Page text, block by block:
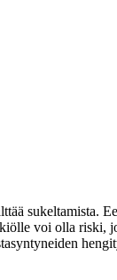
sukeltamista.
voi olla riski,